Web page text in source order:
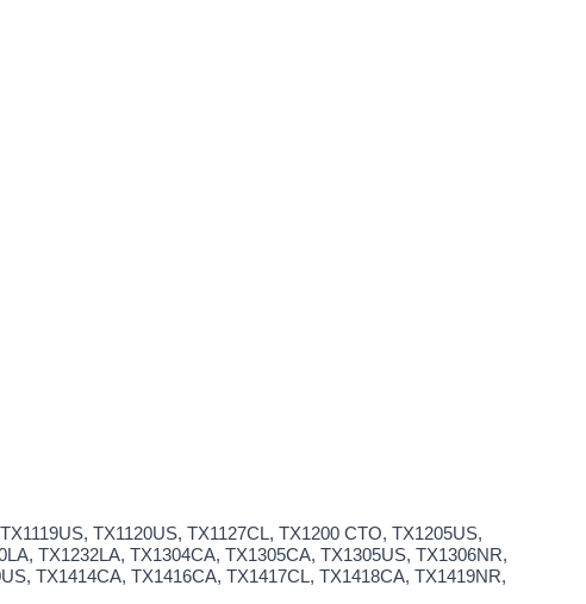
TX1120US, TX1127CL, TX1200 CTO, TX1205US,
TX1232LA, TX1304CA, TX1305CA, TX1305US, TX1306NR,
TX1414CA, TX1416CA, TX1417CL, TX1418CA, TX1419NR,